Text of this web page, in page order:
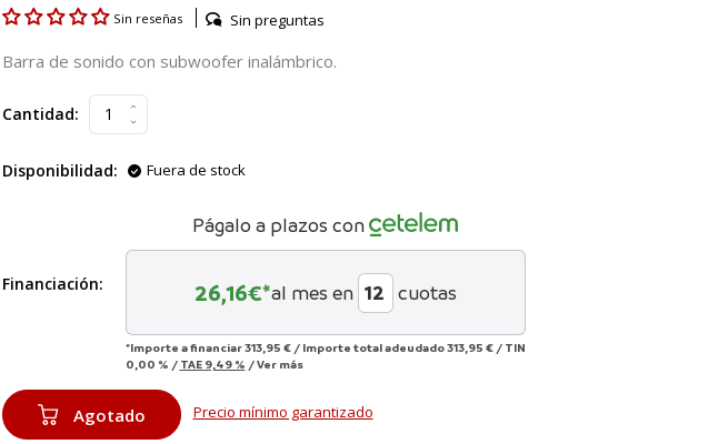
Sin reseñas Sin preguntas
Barra de sonido con subwoofer inalámbrico.
Cantidad:
Disponibilidad: Fuera de stock
Financiación:
Págalo a plazos con
26,16€*al mes en cuotas
*Importe a financiar313,95 € / Importe total adeudado313,95 €/ TIN
0,00 % / TAE 9,49 % /Ver más
Agotado Precio mínimo garantizado